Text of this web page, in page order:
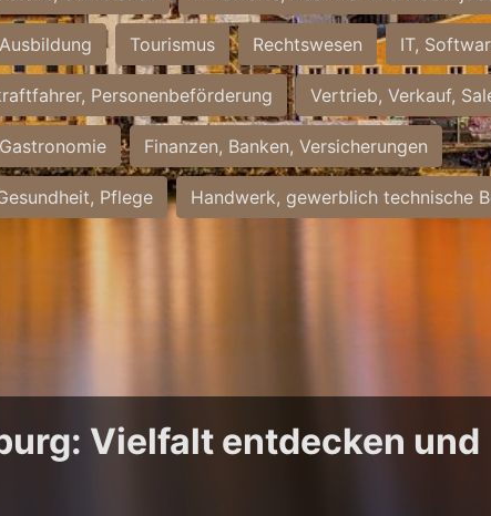
Tourismus Rechtswesen IT,
Personenbeförderung Vertrieb, Verkauf,
Gastronomie Finanzen, Banken, Versicherungen
Pflege Handwerk, gewerblich technische
Vielfalt entdecken und